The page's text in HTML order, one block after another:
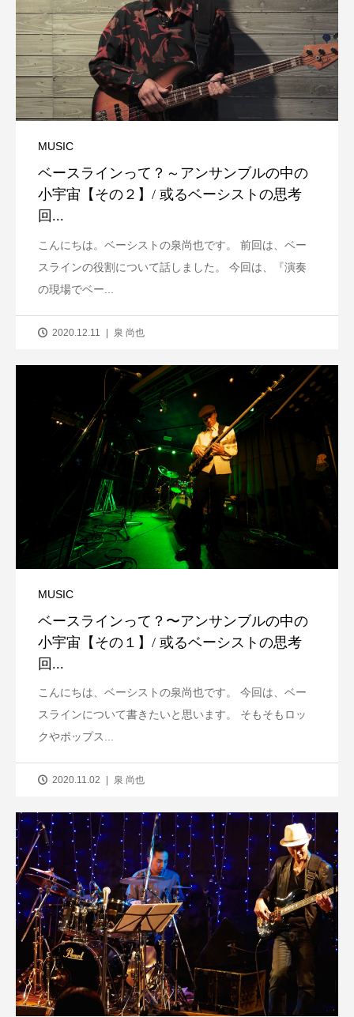
MUSIC
ベースラインって？～アンサンブルの中の
小宇宙【その２】/ 或るベーシストの思考
回...
こんにちは。ベーシストの泉尚也です。 前回は、ベー
スラインの役割について話しました。 今回は、『演奏
の現場でベー...
2020.12.11 泉 尚也
MUSIC
ベースラインって？〜アンサンブルの中の
小宇宙【その１】/ 或るベーシストの思考
回...
こんにちは、ベーシストの泉尚也です。 今回は、ベー
スラインについて書きたいと思います。 そもそもロッ
クやポップス...
2020.11.02 泉 尚也